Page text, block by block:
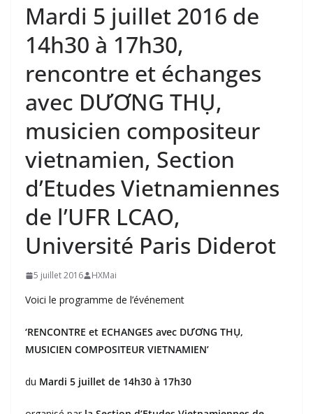
Mardi 5 juillet 2016 de
14h30 à 17h30,
rencontre et échanges
avec DƯƠNG THỤ,
musicien compositeur
vietnamien, Section
d’Etudes Vietnamiennes
de l’UFR LCAO,
Université Paris Diderot
5 juillet 2016 HXMai
Voici le programme de l’événement
‘RENCONTRE et ECHANGES avec DƯƠNG THỤ,
MUSICIEN COMPOSITEUR VIETNAMIEN’
du Mardi 5 juillet de 14h30 à 17h30